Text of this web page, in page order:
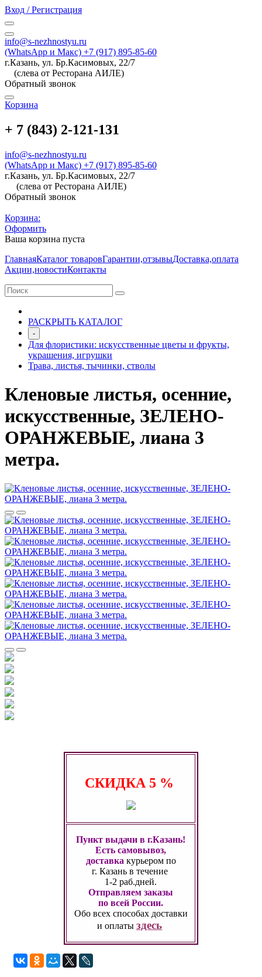
Вход / Регистрация
info@s-nezhnostyu.ru
(WhatsApp и Макс) +7 (917) 895-85-60
г.Казань, ул. Бр.Касимовых, 22/7
(слева от Ресторана АИЛЕ)
Обратный звонок
Корзина
+ 7 (843) 2-121-131
info@s-nezhnostyu.ru
(WhatsApp и Макс) +7 (917) 895-85-60
г.Казань, ул. Бр.Касимовых, 22/7
(слева от Ресторана АИЛЕ)
Обратный звонок
Корзина:
Оформить
Ваша корзина пуста
ГлавнаяКаталог товаровГарантии,отзывыДоставка,оплата
Акции,новостиКонтакты
РАСКРЫТЬ КАТАЛОГ
-
Для флористики: искусственные цветы и фрукты,
украшения, игрушки
Трава, листья, тычинки, стволы
Кленовые листья, осенние,
искусственные, ЗЕЛЕНО-
ОРАНЖЕВЫЕ, лиана 3
метра.
СКИДКА 5 %
Пункт выдачи в г.Казань!
Есть самовывоз,
доставка курьером по
г. Казань в течение
1-2 раб.дней.
Отправляем заказы
по всей России.
Обо всех способах доставки
и оплатыздесь